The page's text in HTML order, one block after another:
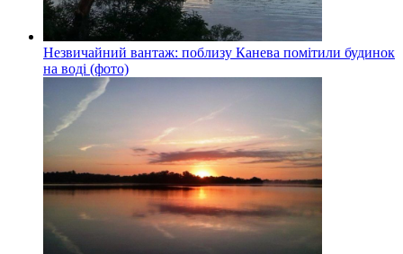
Незвичайний вантаж: поблизу Канева помітили будинок
на воді (фото)